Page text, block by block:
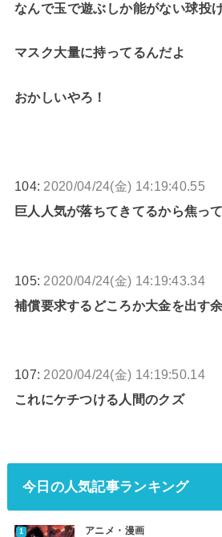
なんで玉で遊ぶしか能がない球投
マスク大量に持ってるんだよ
おかしいやろ！
104: 2020/04/24(金) 14:19:40.55
巨人人気が落ちてきてるから焦っ
105: 2020/04/24(金) 14:19:43.34
補償要求するどころか大金を出す
107: 2020/04/24(金) 14:19:50.14
これにケチつける人間のクズ
今日の人気記事ランキング
アニメ・漫画